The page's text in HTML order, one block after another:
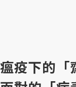
瘟疫下的「